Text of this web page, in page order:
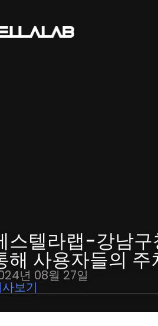
스텔라랩-강남구
해 사용자들의 주
년 08월 27일
보기